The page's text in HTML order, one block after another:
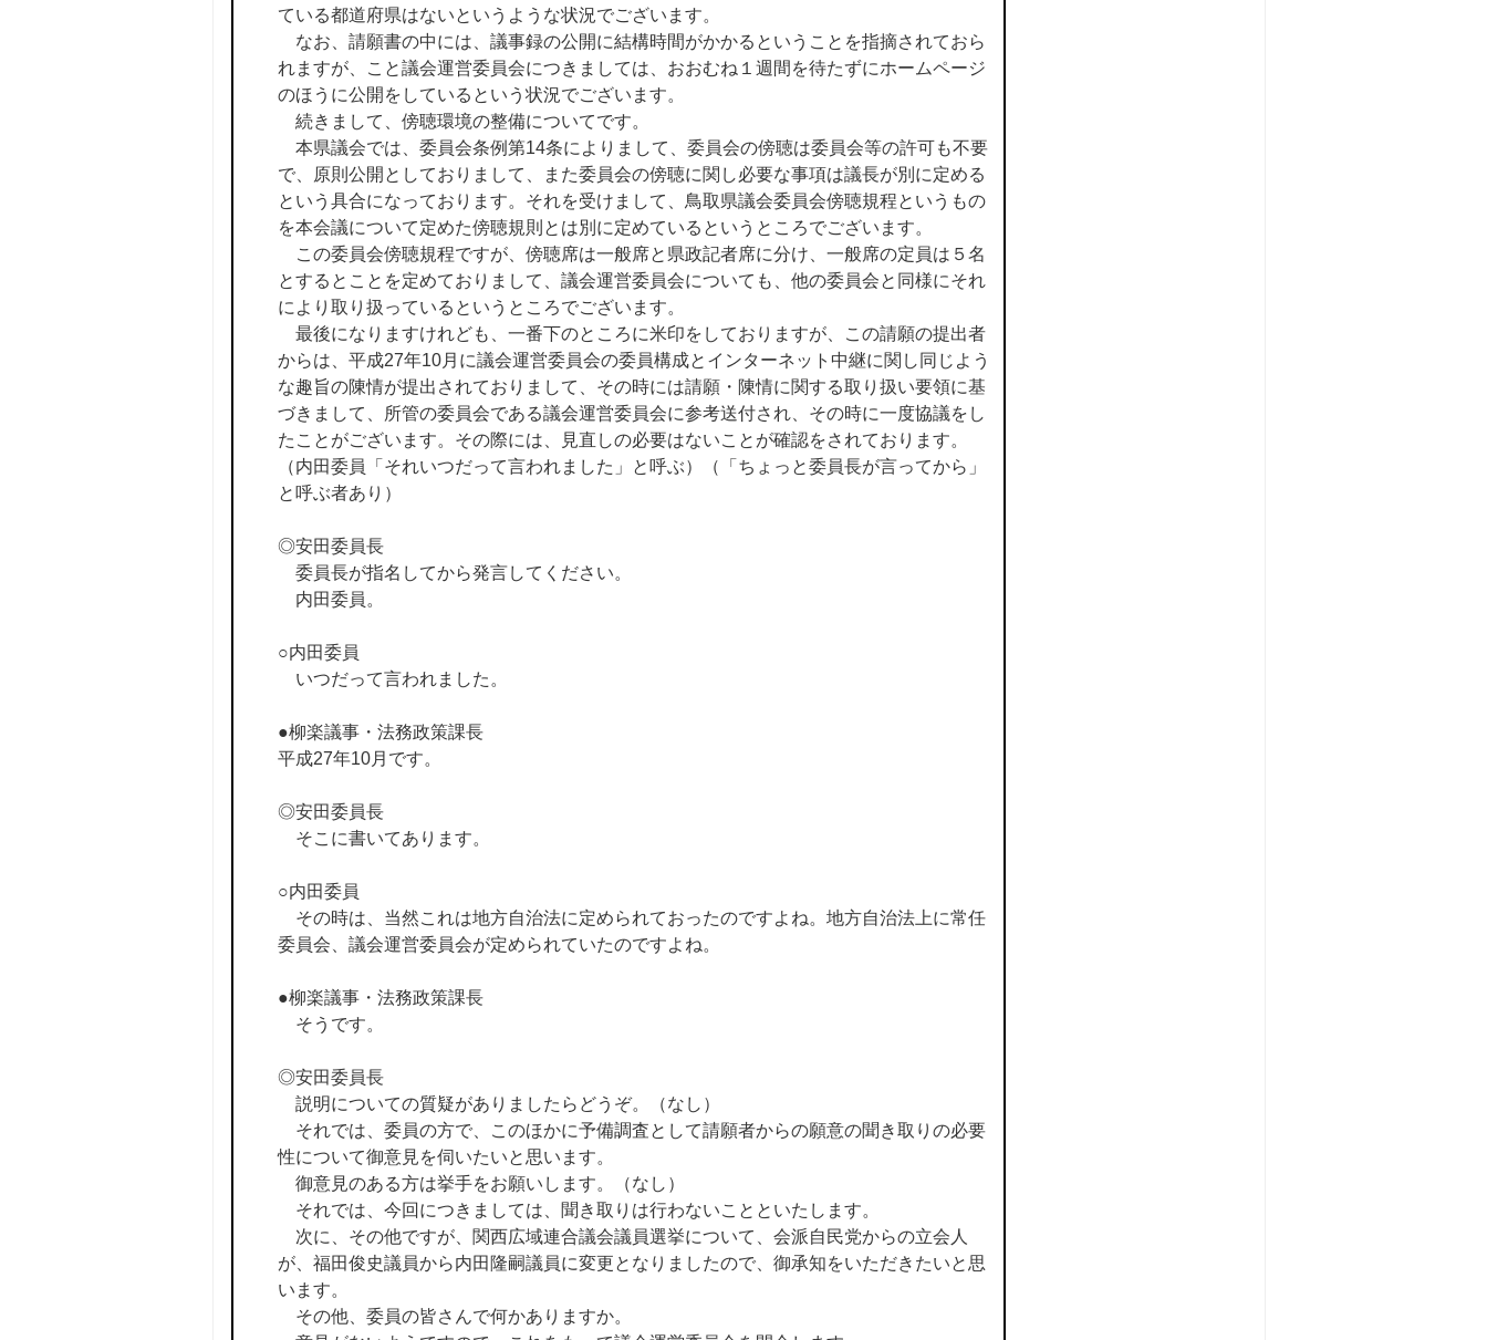
ている都道府県はないというような状況でございます。
なお、請願書の中には、議事録の公開に結構時間がかかるということを指摘されておら
れますが、こと議会運営委員会につきましては、おおむね１週間を待たずにホームページ
のほうに公開をしているという状況でございます。
続きまして、傍聴環境の整備についてです。
本県議会では、委員会条例第14条によりまして、委員会の傍聴は委員会等の許可も不要
で、原則公開としておりまして、また委員会の傍聴に関し必要な事項は議長が別に定める
という具合になっております。それを受けまして、鳥取県議会委員会傍聴規程というもの
を本会議について定めた傍聴規則とは別に定めているというところでございます。
この委員会傍聴規程ですが、傍聴席は一般席と県政記者席に分け、一般席の定員は５名
とするとことを定めておりまして、議会運営委員会についても、他の委員会と同様にそれ
により取り扱っているというところでございます。
最後になりますけれども、一番下のところに米印をしておりますが、この請願の提出者
からは、平成27年10月に議会運営委員会の委員構成とインターネット中継に関し同じよう
な趣旨の陳情が提出されておりまして、その時には請願・陳情に関する取り扱い要領に基
づきまして、所管の委員会である議会運営委員会に参考送付され、その時に一度協議をし
たことがございます。その際には、見直しの必要はないことが確認をされております。
（内田委員「それいつだって言われました」と呼ぶ）（「ちょっと委員長が言ってから」
と呼ぶ者あり）
◎安田委員長
委員長が指名してから発言してください。
内田委員。
○内田委員
いつだって言われました。
●柳楽議事・法務政策課長
平成27年10月です。
◎安田委員長
そこに書いてあります。
○内田委員
その時は、当然これは地方自治法に定められておったのですよね。地方自治法上に常任
委員会、議会運営委員会が定められていたのですよね。
●柳楽議事・法務政策課長
そうです。
◎安田委員長
説明についての質疑がありましたらどうぞ。（なし）
それでは、委員の方で、このほかに予備調査として請願者からの願意の聞き取りの必要
性について御意見を伺いたいと思います。
御意見のある方は挙手をお願いします。（なし）
それでは、今回につきましては、聞き取りは行わないことといたします。
次に、その他ですが、関西広域連合議会議員選挙について、会派自民党からの立会人
が、福田俊史議員から内田隆嗣議員に変更となりましたので、御承知をいただきたいと思
います。
その他、委員の皆さんで何かありますか。